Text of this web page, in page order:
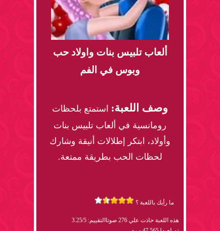
ألعاب تلبيس بنات واولاد حب
وبوس في الفم
وصف اللعبة: استمتع بلحظات
رومانسية في ألعاب تلبيس بنات
وأولاد، ابتكر إطلالات أنيقة وشارك
لحظات الحب بطريقة ممتعة.
ما رأيك باللعبة ؟
هذه اللعبة حاذت علي 276 صوتا
التقييم: 3.25/5